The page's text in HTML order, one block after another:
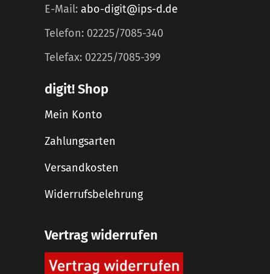
E-Mail: abo-digit@ips-d.de
Telefon: 02225/7085-340
Telefax: 02225/7085-399
digit! Shop
Mein Konto
Zahlungsarten
Versandkosten
Widerrufsbelehrung
Vertrag widerrufen